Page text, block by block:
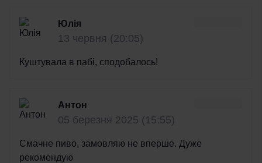
Юлія
13 червня (20:05)
Куштувала в пабі, сподобалось!
Антон
05 березня 2025 (15:55)
Смачне пиво, замовляю не вперше. Дуже
рекомендую